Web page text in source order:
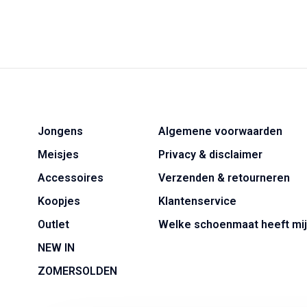
Jongens
Meisjes
Accessoires
Koopjes
Outlet
NEW IN
ZOMERSOLDEN
Algemene voorwaarden
Privacy & disclaimer
Verzenden & retourneren
Klantenservice
Welke schoenmaat heeft